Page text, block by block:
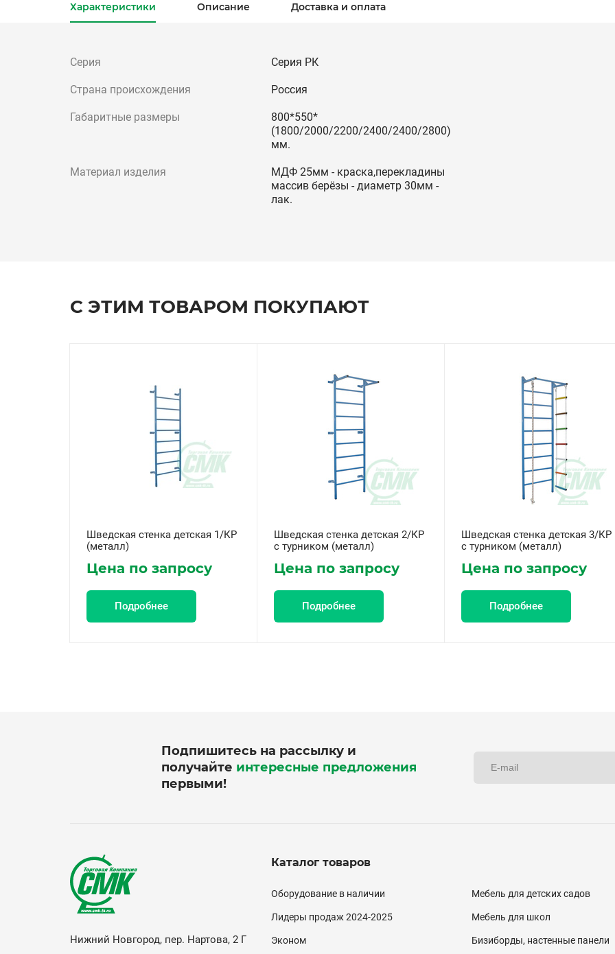
Характеристики Описание Доставка и оплата
Серия Серия РК
Страна происхождения Россия
Габаритные размеры
800*550*
(1800/2000/2200/2400/2400/2800)
мм.
Материал изделия
МДФ 25мм - краска,перекладины
массив берёзы - диаметр 30мм -
лак.
С ЭТИМ ТОВАРОМ ПОКУПАЮТ
Шведская стенка детская 1/КР
(металл)
Цена по запросу
Подробнее
Шведская стенка детская 2/КР
с турником (металл)
Цена по запросу
Подробнее
Шведская стенка детская 3/КР
с турником (металл)
Цена по запросу
Подробнее
Подпишитесь на рассылку и
получайте интересные предложения
первыми!
Нижний Новгород, пер. Нартова, 2 Г
Каталог товаров
Каталог
(подвал)
Оборудование в наличии
Лидеры продаж 2024-2025
Эконом
Мебель для детских садов
Мебель для школ
Бизиборды, настенные панели